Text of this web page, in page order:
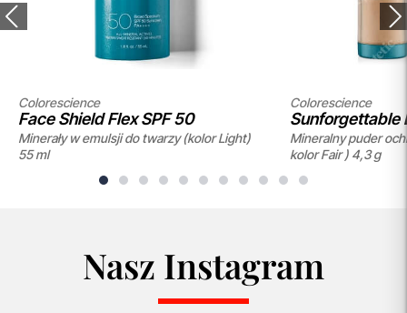
Colorescience
Face Shield Flex SPF 50
Minerały w emulsji do twarzy (kolor Light)
55 ml
Colorescience
Sunforgettable
SPF 30
Mineralny puder
kolor Fair ) 4,3 g
Nasz Instagram